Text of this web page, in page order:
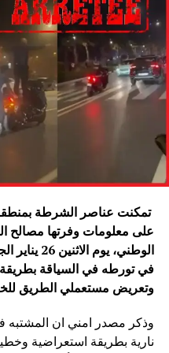
تمكنت عناصر الشرطة بمنطقة
على معلومات وفرتها مصالح
الوطني،
في تورطه في السياقة بطريقة
وتعريض مستعملي الطريق
وذكر مصدر امني ان المشتبه
نارية بطريقة استعراضية